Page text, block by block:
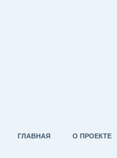
ГЛАВНАЯ О ПРОЕКТЕ